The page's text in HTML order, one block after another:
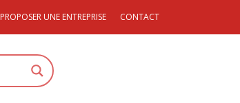
PROPOSER UNE ENTREPRISE CONTACT